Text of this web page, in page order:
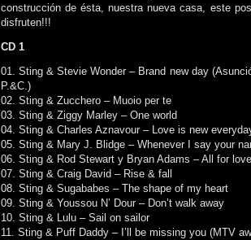
construcción de ésta, nuestra nueva casa, este
disfruten!!!
CD 1
01. Sting & Stevie Wonder – Brand new day
P.&C.)
02. Sting & Zucchero – Muoio per te
03. Sting & Ziggy Marley – One world
04. Sting & Charles Aznavour – Love is new
05. Sting & Mary J. Blidge – Whenever I say your
06. Sting & Rod Stewart y Bryan Adams – All for love
07. Sting & Craig David – Rise & fall
08. Sting & Sugababes – The shape of my heart
09. Sting & Youssou N’ Dour – Don’t walk away
10. Sting & Lulu – Sail on sailor
11. Sting & Puff Daddy – I’ll be missing you (MTV